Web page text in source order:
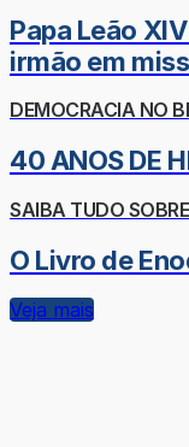
Papa Leão
irmão em
DEMOCRACIA NO
40 ANOS DE
SAIBA TUDO SOBRE
O Livro de
Veja mais